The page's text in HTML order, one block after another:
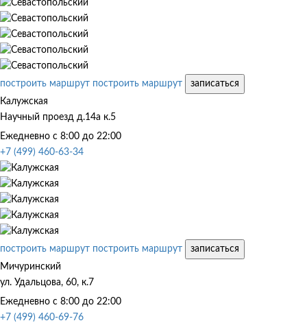
построить маршрут построить маршрут
записаться
Калужская
Научный проезд д.14а к.5
Ежедневно с 8:00 до 22:00
+7 (499) 460-63-34
построить маршрут построить маршрут
записаться
Мичуринский
ул. Удальцова, 60, к.7
Ежедневно с 8:00 до 22:00
+7 (499) 460-69-76